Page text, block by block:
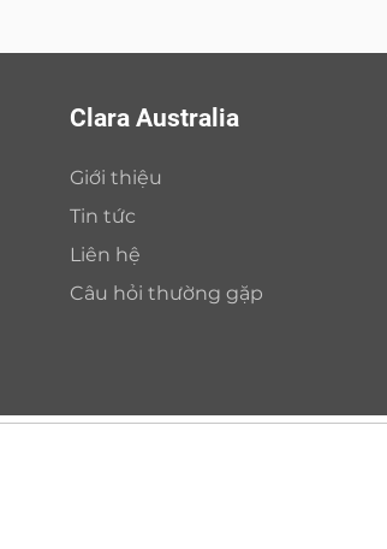
Clara Australia
Giới thiệu
Tin tức
Liên hệ
Câu hỏi thường gặp